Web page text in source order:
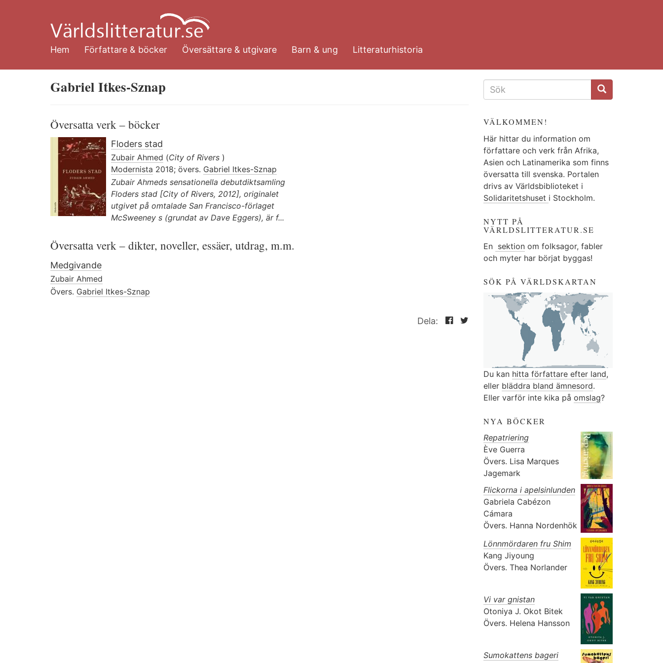
huvudinnehåll
Hem
Författare & böcker Översättare & utgivare Barn & ung Litteraturhistoria
Gabriel Itkes-Sznap
Översatta verk – böcker
Floders stad
Zubair Ahmed (City of Rivers )
Modernista 2018; övers. Gabriel Itkes-Sznap
Zubair Ahmeds sensationella debutdiktsamling
Floders stad [City of Rivers, 2012], originalet
utgivet på omtalade San Francisco-förlaget
McSweeney s (grundat av Dave Eggers), är f...
Översatta verk – dikter, noveller, essäer, utdrag, m.m.
Medgivande
Zubair Ahmed
Övers. Gabriel Itkes-Sznap
Dela:
SÖKFORMULÄR
VÄLKOMMEN!
Här hittar du information om
författare och verk från Afrika,
Asien och Latinamerika som finns
översatta till svenska. Portalen
drivs av Världsbiblioteket i
Solidaritetshuset i Stockholm.
NYTT PÅ
VÄRLDSLITTERATUR.SE
En sektionom folksagor, fabler
och myter har börjat byggas!
SÖK PÅ VÄRLDSKARTAN
Du kan hitta författare efter land,
eller bläddra bland ämnesord.
Eller varför inte kika på omslag?
NYA BÖCKER
Repatriering
Ève Guerra
Övers. Lisa Marques
Jagemark
Flickorna i apelsinlunden
Gabriela Cabézon
Cámara
Övers. Hanna Nordenhök
Lönnmördaren fru Shim
Kang Jiyoung
Övers. Thea Norlander
Vi var gnistan
Otoniya J. Okot Bitek
Övers. Helena Hansson
Sumokattens bageri